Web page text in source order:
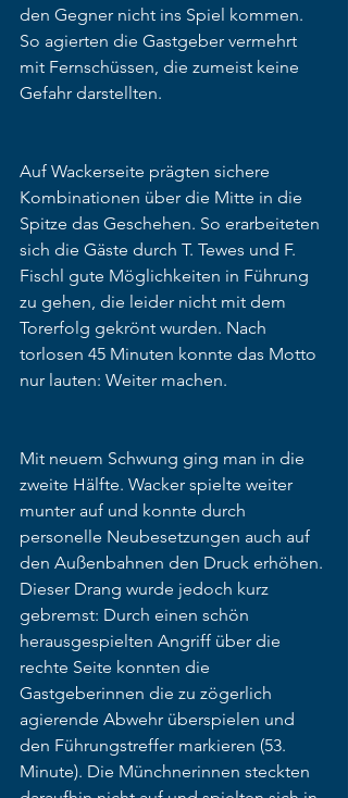
den Gegner nicht ins Spiel kommen.
So agierten die Gastgeber vermehrt
mit Fernschüssen, die zumeist keine
Gefahr darstellten.
Auf Wackerseite prägten sichere
Kombinationen über die Mitte in die
Spitze das Geschehen. So erarbeiteten
sich die Gäste durch T. Tewes und F.
Fischl gute Möglichkeiten in Führung
zu gehen, die leider nicht mit dem
Torerfolg gekrönt wurden. Nach
torlosen 45 Minuten konnte das Motto
nur lauten: Weiter machen.
Mit neuem Schwung ging man in die
zweite Hälfte. Wacker spielte weiter
munter auf und konnte durch
personelle Neubesetzungen auch auf
den Außenbahnen den Druck erhöhen.
Dieser Drang wurde jedoch kurz
gebremst: Durch einen schön
herausgespielten Angriff über die
rechte Seite konnten die
Gastgeberinnen die zu zögerlich
agierende Abwehr überspielen und
den Führungstreffer markieren (53.
Minute). Die Münchnerinnen steckten